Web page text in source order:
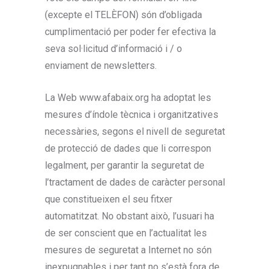
(excepte el TELÈFON) són d’obligada
cumplimentació per poder fer efectiva la
seva sol·licitud d’informació i / o
enviament de newsletters.
La Web www.afabaix.org ha adoptat les
mesures d’índole tècnica i organitzatives
necessàries, segons el nivell de seguretat
de protecció de dades que li correspon
legalment, per garantir la seguretat de
l’tractament de dades de caràcter personal
que constitueixen el seu fitxer
automatitzat. No obstant això, l’usuari ha
de ser conscient que en l’actualitat les
mesures de seguretat a Internet no són
inexpugnables i per tant no s’està fora de